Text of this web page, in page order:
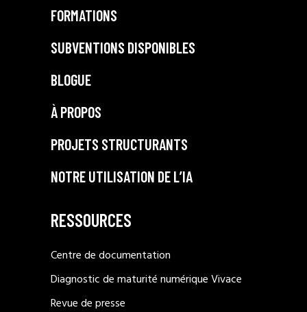
FORMATIONS
SUBVENTIONS DISPONIBLES
BLOGUE
À PROPOS
PROJETS STRUCTURANTS
NOTRE UTILISATION DE L’IA
RESSOURCES
Centre de documentation
Diagnostic de maturité numérique Vivace
Revue de presse